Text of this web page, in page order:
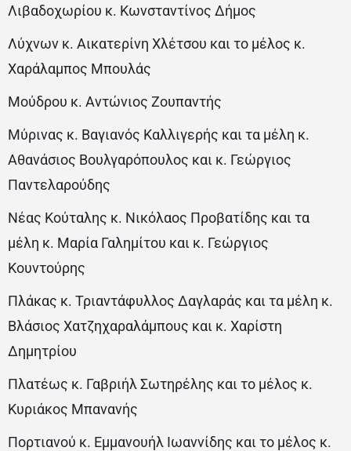
Λιβαδοχωρίου κ. Κωνσταντίνος Δήμος
Λύχνων κ. Αικατερίνη Χλέτσου και το μέλος κ.
Χαράλαμπος Μπουλάς
Μούδρου κ. Αντώνιος Ζουπαντής
Μύρινας κ. Βαγιανός Καλλιγερής και τα μέλη κ.
Αθανάσιος Βουλγαρόπουλος και κ. Γεώργιος
Παντελαρούδης
Νέας Κούταλης κ. Νικόλαος Προβατίδης και τα
μέλη κ. Μαρία Γαλημίτου και κ. Γεώργιος
Κουντούρης
Πλάκας κ. Τριαντάφυλλος Δαγλαράς και τα μέλη κ.
Βλάσιος Χατζηχαραλάμπους και κ. Χαρίστη
Δημητρίου
Πλατέως κ. Γαβριήλ Σωτηρέλης και το μέλος κ.
Κυριάκος Μπανανής
Πορτιανού κ. Εμμανουήλ Ιωαννίδης και το μέλος κ.